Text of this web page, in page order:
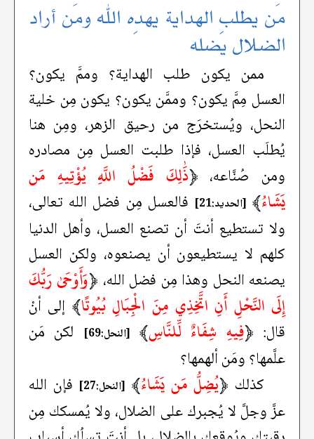
مَن يطلبِ الهداية يهدِه الله ومَن أراد
الضلال يضله
ممن يكون طلب الهداية؟ وممَّ يكون؟
العسل مِمَّ يكون؟ وممَّن يكون؟ يكون مِن خلية
النحل، ويُستخرَج من رحيق الزهر، ومِن هنا
يُطلَب العسل، فإذا طلبت العسل مِن مصادره
ومن صُنَّاعه، ﴿ذَٰلِكَ فَضْلُ اللَّهِ يُؤْتِيهِ مَن
يَشَاءُ﴾ [الحديد:21]
فالعسل مِن فضل الله تعالى،
ولا تستطيع أنتَ أن تصنع العسل، وأهل الدنيا
كلهم لا يستطيعون أن يصنعوه، ولكن العسل
يصنعه النحل وهذا مِن فضل الله، ﴿وَأَوْحَىٰ رَبُّكَ
إِلَى النَّحْلِ أَنِ اتَّخِذِي مِنَ الْجِبَالِ بُيُوتًا﴾ إلى أنْ
قال: ﴿فِيهِ شِفَاءٌ لِّلنَّاسِ﴾ [النحل:69]
لكن مَن
علَّمها؟ ومَن ألهمها؟
كذلك ﴿يُضِلُّ مَن يَشَاءُ﴾ [النحل:27]
فإن الله
عزَّ وجلَّ لا يُجبرك على الضلال، ولا يُمسكك مِن